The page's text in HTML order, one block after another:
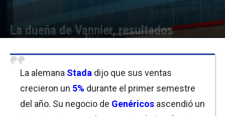
La dueña de Vannier, resultados
La alemana Stada dijo que sus ventas
crecieron un 5% durante el primer semestre
del año. Su negocio de Genéricos ascendió un